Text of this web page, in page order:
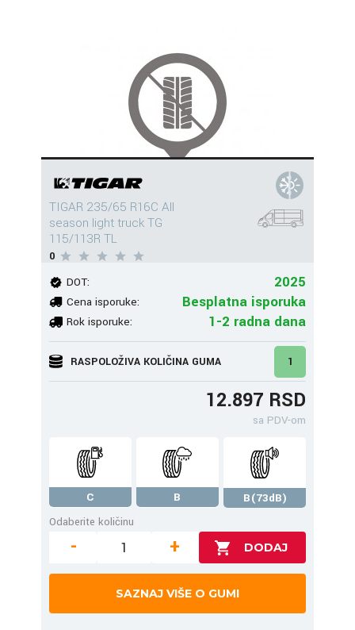
TIGAR 235/65 R16C All
season light truck TG
115/113R TL
0
DOT: 2025
Cena isporuke: Besplatna isporuka
Rok isporuke: 1-2 radna dana
RASPOLOŽIVA KOLIČINA GUMA 1
12.897 RSD
sa PDV-om
C B
B(73dB)
Odaberite količinu
- +
SAZNAJ VIŠE O GUMI